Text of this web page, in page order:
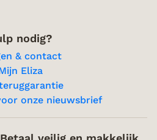
nodig?
& contact
Eliza
onze nieuwsbrief